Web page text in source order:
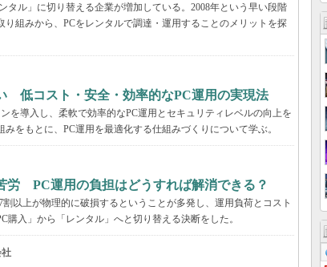
タル」に切り替える企業が増加している。2008年という早い段階
組みから、PCをレンタルで調達・運用することのメリットを探
低コスト・安全・効率的なPC運用の実現法
を導入し、柔軟で効率的なPC運用とセキュリティレベルの向上を
をもとに、PC運用を最適化する仕組みづくりについて学ぶ。
労 PC運用の負担はどうすれば解消できる？
以上が物理的に破損するということが多発し、運用負荷とコスト
入」から「レンタル」へと切り替える決断をした。